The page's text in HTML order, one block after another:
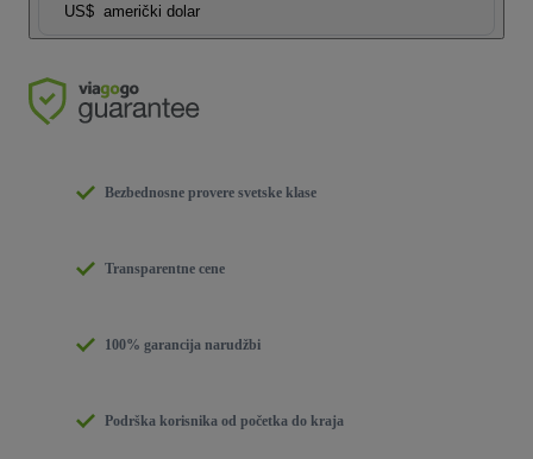
US$ američki dolar
Bezbednosne provere svetske klase
Transparentne cene
100% garancija narudžbi
Podrška korisnika od početka do kraja